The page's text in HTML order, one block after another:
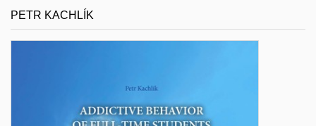
PETR KACHLÍK